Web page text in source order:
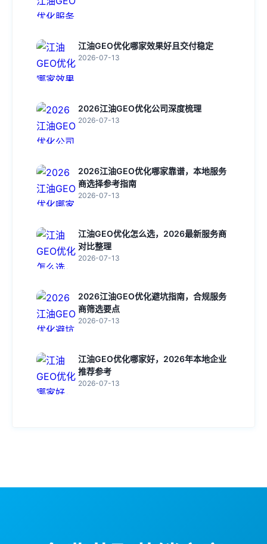
江油GEO优化哪家效果好且交付稳定
2026-07-13
2026江油GEO优化公司深度梳理
2026-07-13
2026江油GEO优化哪家靠谱，本地服务
商选择参考指南
2026-07-13
江油GEO优化怎么选，2026最新服务商
对比整理
2026-07-13
2026江油GEO优化避坑指南，合规服务
商筛选要点
2026-07-13
江油GEO优化哪家好，2026年本地企业
推荐参考
2026-07-13